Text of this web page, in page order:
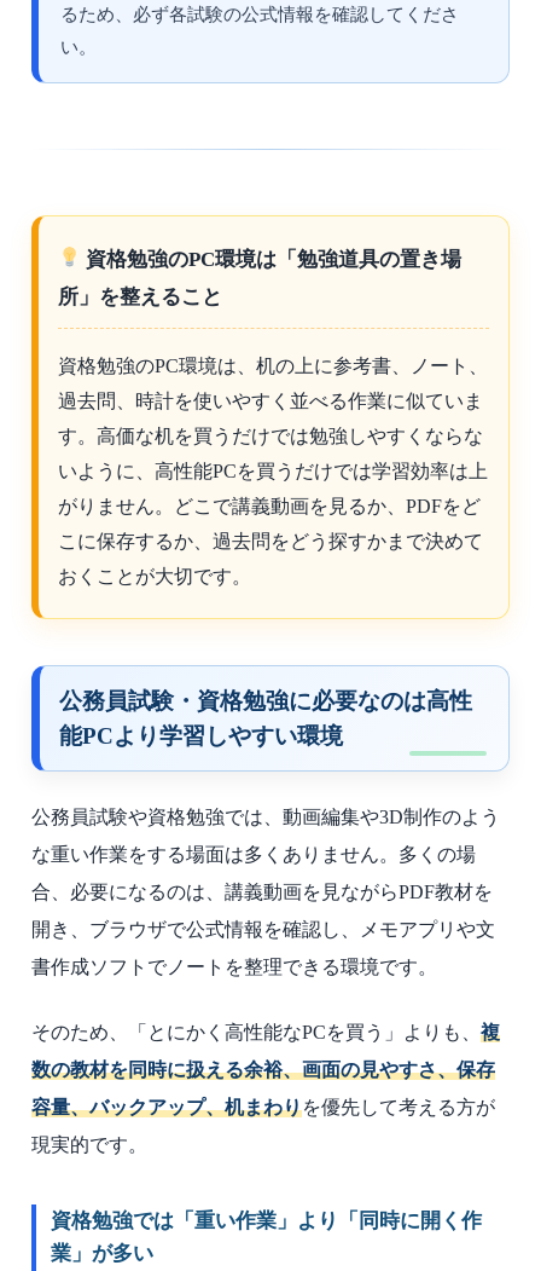
るため、必ず各試験の公式情報を確認してくださ
い。
資格勉強のPC環境は「勉強道具の置き場
所」を整えること
資格勉強のPC環境は、机の上に参考書、ノート、
過去問、時計を使いやすく並べる作業に似ていま
す。高価な机を買うだけでは勉強しやすくならな
いように、高性能PCを買うだけでは学習効率は上
がりません。どこで講義動画を見るか、PDFをど
こに保存するか、過去問をどう探すかまで決めて
おくことが大切です。
公務員試験・資格勉強に必要なのは高性
能PCより学習しやすい環境
公務員試験や資格勉強では、動画編集や3D制作のよう
な重い作業をする場面は多くありません。多くの場
合、必要になるのは、講義動画を見ながらPDF教材を
開き、ブラウザで公式情報を確認し、メモアプリや文
書作成ソフトでノートを整理できる環境です。
そのため、「とにかく高性能なPCを買う」よりも、 複
数の教材を同時に扱える余裕、画面の見やすさ、保存
容量、バックアップ、机まわりを優先して考える方が
現実的です。
資格勉強では「重い作業」より「同時に開く作
業」が多い